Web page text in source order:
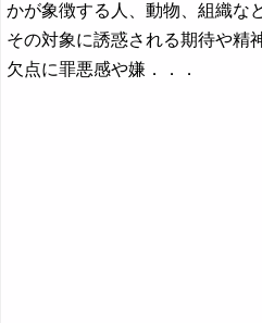
かが象徴する人、動物、組織な
その対象に誘惑される期待や精
欠点に罪悪感や嫌．．．